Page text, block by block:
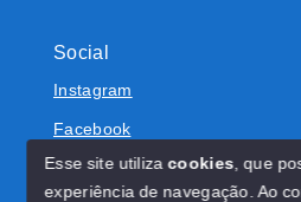
Social
Instagram
Facebook
Esse site utilizacookies , que
experiência de navegação. Ao